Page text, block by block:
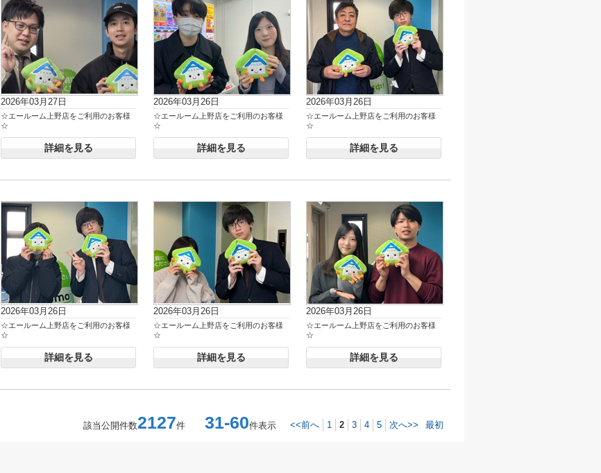
2026年03月27日
☆エールーム上野店をご利用のお客様
☆
詳細を見る
2026年03月26日
☆エールーム上野店をご利用のお客様
☆
詳細を見る
2026年03月26日
☆エールーム上野店をご利用のお客様
☆
詳細を見る
2026年03月26日
☆エールーム上野店をご利用のお客様
☆
詳細を見る
2026年03月26日
☆エールーム上野店をご利用のお客様
☆
詳細を見る
2026年03月26日
☆エールーム上野店をご利用のお客様
☆
詳細を見る
該当公開件数2127件 31-60件表示 <<前へ 1 2 3 4 5 次へ>> 最初